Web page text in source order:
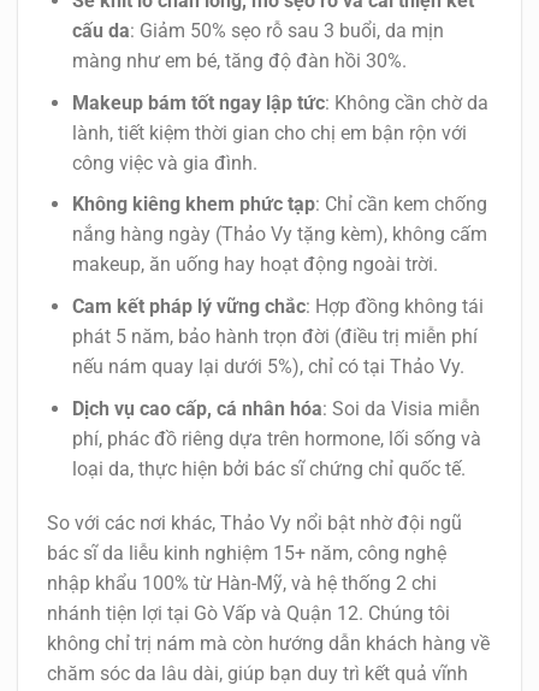
cấu da: Giảm 50% sẹo rỗ sau 3 buổi, da mịn
màng như em bé, tăng độ đàn hồi 30%.
Makeup bám tốt ngay lập tức: Không cần chờ da
lành, tiết kiệm thời gian cho chị em bận rộn với
công việc và gia đình.
Không kiêng khem phức tạp: Chỉ cần kem chống
nắng hàng ngày (Thảo Vy tặng kèm), không cấm
makeup, ăn uống hay hoạt động ngoài trời.
Cam kết pháp lý vững chắc: Hợp đồng không tái
phát 5 năm, bảo hành trọn đời (điều trị miễn phí
nếu nám quay lại dưới 5%), chỉ có tại Thảo Vy.
Dịch vụ cao cấp, cá nhân hóa: Soi da Visia miễn
phí, phác đồ riêng dựa trên hormone, lối sống và
loại da, thực hiện bởi bác sĩ chứng chỉ quốc tế.
So với các nơi khác, Thảo Vy nổi bật nhờ đội ngũ
bác sĩ da liễu kinh nghiệm 15+ năm, công nghệ
nhập khẩu 100% từ Hàn-Mỹ, và hệ thống 2 chi
nhánh tiện lợi tại Gò Vấp và Quận 12. Chúng tôi
không chỉ trị nám mà còn hướng dẫn khách hàng về
chăm sóc da lâu dài, giúp bạn duy trì kết quả vĩnh